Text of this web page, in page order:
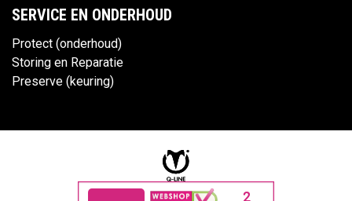
SERVICE EN ONDERHOUD
Protect (onderhoud)
Storing en Reparatie
Preserve (keuring)